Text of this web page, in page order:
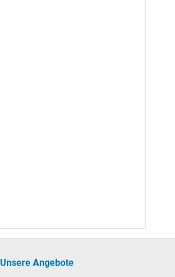
Unsere Angebote